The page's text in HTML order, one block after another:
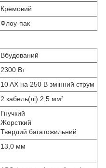
Кремовий
Флоу-пак
Вбудований
2300 Вт
10 AX на 250 В змінний струм
2 кабель(лі) 2,5 мм²
Гнучкий
Жорсткий
Твердий багатожильний
13,0 мм